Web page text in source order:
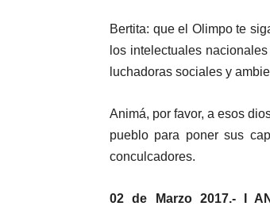
Bertita: que el Olimpo te
los intelectuales
luchadoras sociales y
Animá, por favor, a esos
pueblo para poner sus
conculcadores.
02 de Marzo 2017.- I